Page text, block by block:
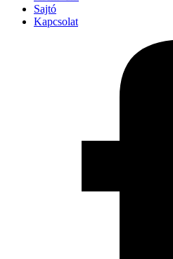
Sajtó
Kapcsolat